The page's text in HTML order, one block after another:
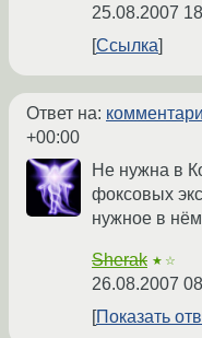
25.08.2007
Ссылка
Ответ на:
+00:00
Не нужна в
фоксовых
нужное в нём
Sherak ★☆
26.08.2007
Показать